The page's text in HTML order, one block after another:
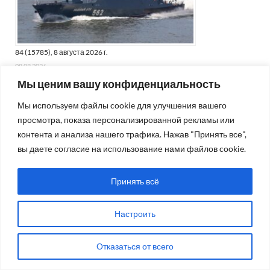
Мы ценим вашу конфиденциальность
Мы используем файлы cookie для улучшения вашего
просмотра, показа персонализированной рекламы или
контента и анализа нашего трафика. Нажав "Принять все",
вы даете согласие на использование нами файлов cookie.
Настроить
Отказаться от всего
Принять всё
84 (15785), 8 августа 2026 г.
08.08.2026
КАЛЕНДАРЬ ПУБЛИКАЦИЙ
6
10 11 12 13 14 15 16
17 18 19 20 21 22 23